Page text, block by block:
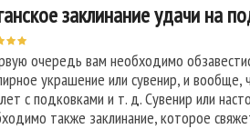
заклинание удачи на
очередь вам необходимо
украшение или сувенир, и
с подковками и т. д. Сувенир или
также заклинание, которое